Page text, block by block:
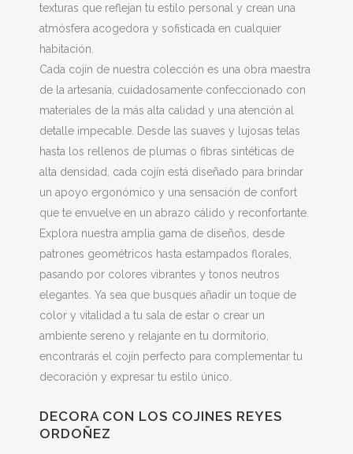
texturas que reflejan tu estilo personal y crean una
atmósfera acogedora y sofisticada en cualquier
habitación.
Cada cojín de nuestra colección es una obra maestra
de la artesanía, cuidadosamente confeccionado con
materiales de la más alta calidad y una atención al
detalle impecable. Desde las suaves y lujosas telas
hasta los rellenos de plumas o fibras sintéticas de
alta densidad, cada cojín está diseñado para brindar
un apoyo ergonómico y una sensación de confort
que te envuelve en un abrazo cálido y reconfortante.
Explora nuestra amplia gama de diseños, desde
patrones geométricos hasta estampados florales,
pasando por colores vibrantes y tonos neutros
elegantes. Ya sea que busques añadir un toque de
color y vitalidad a tu sala de estar o crear un
ambiente sereno y relajante en tu dormitorio,
encontrarás el cojín perfecto para complementar tu
decoración y expresar tu estilo único.
DECORA CON LOS COJINES REYES
ORDOÑEZ